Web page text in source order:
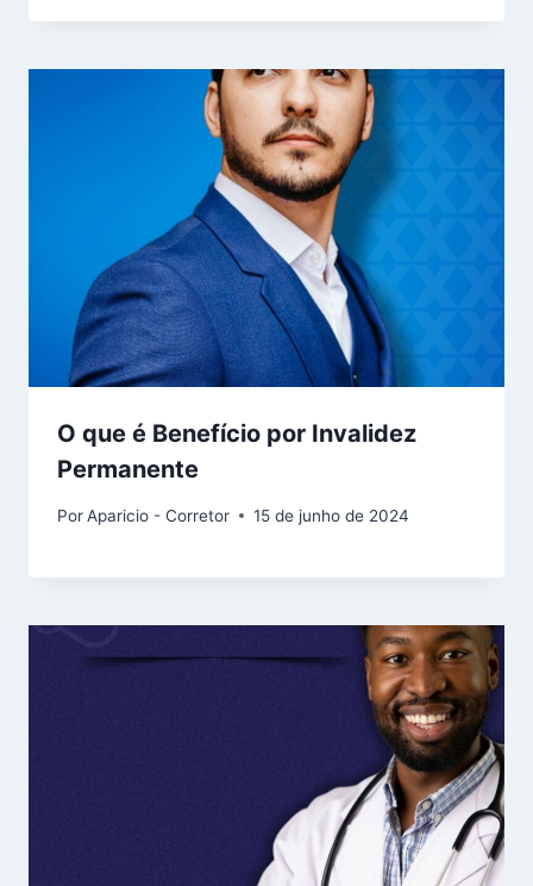
O que é Benefício por Invalidez
Permanente
PorAparicio - Corretor 15 de junho de 2024